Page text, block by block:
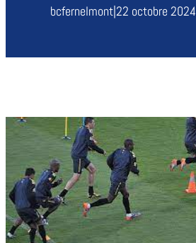
bcfernelmont|22 octobre 2024